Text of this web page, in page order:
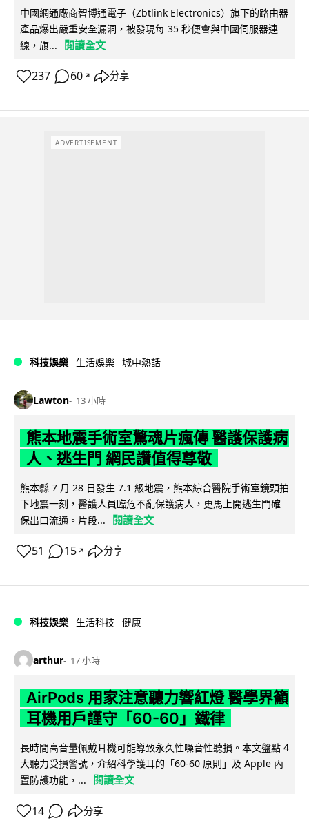
中國網通廠商智博通電子（Zbtlink Electronics）旗下的路由器
產品爆出嚴重安全漏洞，被發現每 35 秒便會與中國伺服器連
線，旗...
閱讀全文
237 60 ↗ 分享
ADVERTISEMENT
科技娛樂 生活娛樂 城中熱話
Lawton 13 小時
熊本地震手術室驚魂片瘋傳 醫護保護病
人、逃生門 網民讚值得尊敬
熊本縣 7 月 28 日發生 7.1 級地震，熊本綜合醫院手術室鏡頭拍
下地震一刻，醫護人員臨危不亂保護病人，更馬上開逃生門確
保出口流通。片段...
閱讀全文
51 15 ↗ 分享
科技娛樂 生活科技 健康
arthur 17 小時
AirPods 用家注意聽力響紅燈 醫學界籲
耳機用戶謹守「60-60」鐵律
長時間高音量佩戴耳機可能導致永久性噪音性聽損。本文盤點 4
大聽力受損警號，介紹科學護耳的「60-60 原則」及 Apple 內
置防護功能，...
閱讀全文
14 分享